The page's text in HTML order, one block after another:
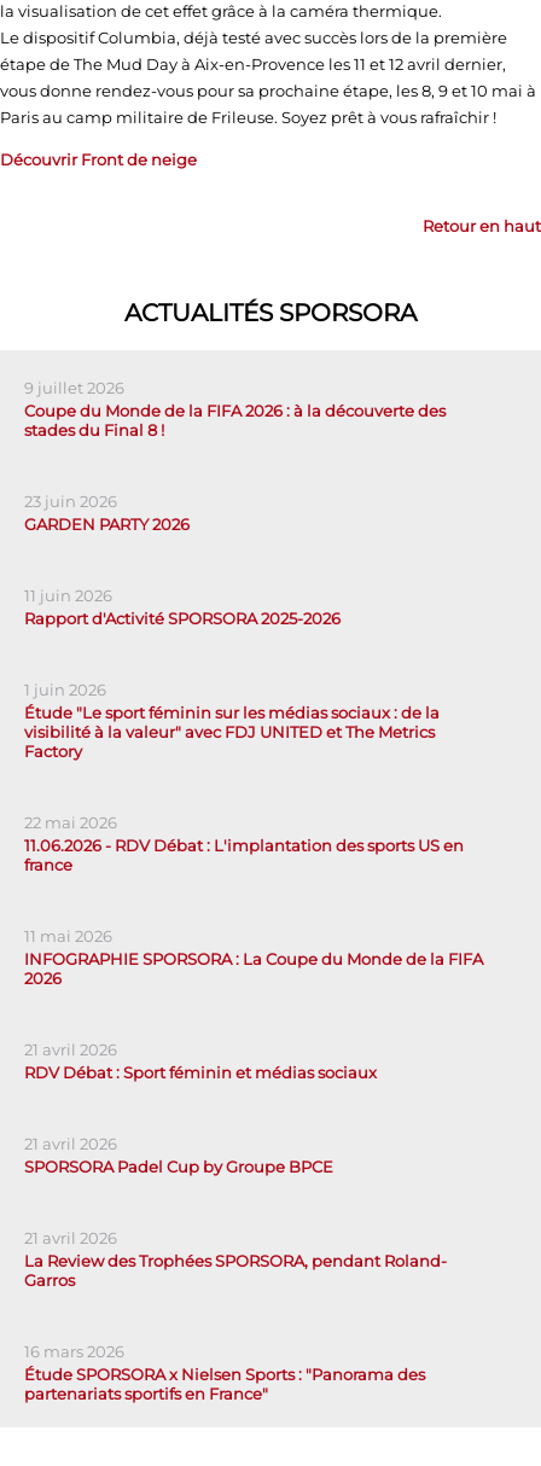
la visualisation de cet effet grâce à la caméra thermique.
Le dispositif Columbia, déjà testé avec succès lors de la première
étape de The Mud Day à Aix-en-Provence les 11 et 12 avril dernier,
vous donne rendez-vous pour sa prochaine étape, les 8, 9 et 10 mai à
Paris au camp militaire de Frileuse. Soyez prêt à vous rafraîchir !
Découvrir Front de neige
Retour en haut
ACTUALITÉS SPORSORA
9 juillet 2026
Coupe du Monde de la FIFA 2026 : à la découverte des
stades du Final 8 !
23 juin 2026
GARDEN PARTY 2026
11 juin 2026
Rapport d'Activité SPORSORA 2025-2026
1 juin 2026
Étude "Le sport féminin sur les médias sociaux : de la
visibilité à la valeur" avec FDJ UNITED et The Metrics
Factory
22 mai 2026
11.06.2026 - RDV Débat : L'implantation des sports US en
france
11 mai 2026
INFOGRAPHIE SPORSORA : La Coupe du Monde de la FIFA
2026
21 avril 2026
RDV Débat : Sport féminin et médias sociaux
21 avril 2026
SPORSORA Padel Cup by Groupe BPCE
21 avril 2026
La Review des Trophées SPORSORA, pendant Roland-
Garros
16 mars 2026
Étude SPORSORA x Nielsen Sports : "Panorama des
partenariats sportifs en France"